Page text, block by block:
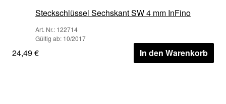
Steckschlüssel Sechskant SW 4 mm InFino
Art. Nr.: 122714
Gültig ab: 10/2017
24,49 € In den Warenkorb